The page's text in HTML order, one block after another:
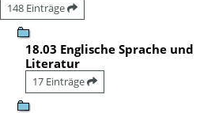
148 Einträge
18.03 Englische Sprache und
Literatur
17 Einträge